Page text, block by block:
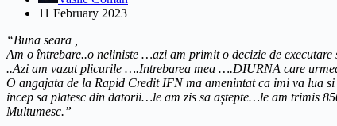
11 February 2023
“Buna seara ,
Am o întrebare..o neliniste …azi am primit o decizie de
..Azi am vazut plicurile ….Intrebarea mea ….DIURNA care
O angajata de la Rapid Credit IFN ma amenintat ca imi va lua
incep sa platesc din datorii…le am zis sa aștepte…le am trimis
Multumesc.”